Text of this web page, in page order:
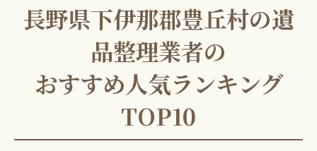
業者を探す
ランキング
初めての方へ
豆知識
長野県下伊那郡豊丘村の遺
品整理業者の
おすすめ人気ランキング
TOP10